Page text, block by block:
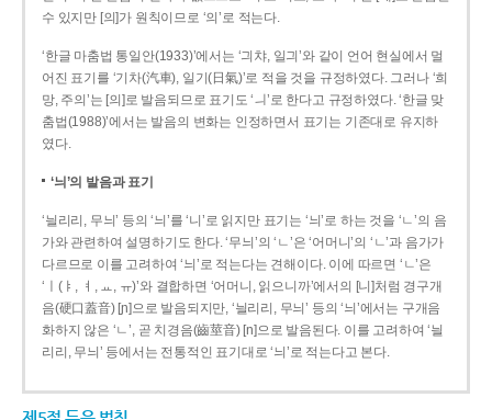
수 있지만 [의]가 원칙이므로 ‘의’로 적는다.
‘한글 마춤법 통일안(1933)’에서는 ‘긔챠, 일긔’와 같이 언어 현실에서 멀
어진 표기를 ‘기차(汽車), 일기(日氣)’로 적을 것을 규정하였다. 그러나 ‘희
망, 주의’는 [의]로 발음되므로 표기도 ‘ㅢ’로 한다고 규정하였다. ‘한글 맞
춤법(1988)’에서는 발음의 변화는 인정하면서 표기는 기존대로 유지하
였다.
‘늬’의 발음과 표기
‘늴리리, 무늬’ 등의 ‘늬’를 ‘니’로 읽지만 표기는 ‘늬’로 하는 것을 ‘ㄴ’의 음
가와 관련하여 설명하기도 한다. ‘무늬’의 ‘ㄴ’은 ‘어머니’의 ‘ㄴ’과 음가가
다르므로 이를 고려하여 ‘늬’로 적는다는 견해이다. 이에 따르면 ‘ㄴ’은
‘ㅣ(ㅑ, ㅕ, ㅛ, ㅠ)’와 결합하면 ‘어머니, 읽으니까’에서의 [니]처럼 경구개
음(硬口蓋音) [ɲ]으로 발음되지만, ‘늴리리, 무늬’ 등의 ‘늬’에서는 구개음
화하지 않은 ‘ㄴ’, 곧 치경음(齒莖音) [n]으로 발음된다. 이를 고려하여 ‘늴
리리, 무늬’ 등에서는 전통적인 표기대로 ‘늬’로 적는다고 본다.